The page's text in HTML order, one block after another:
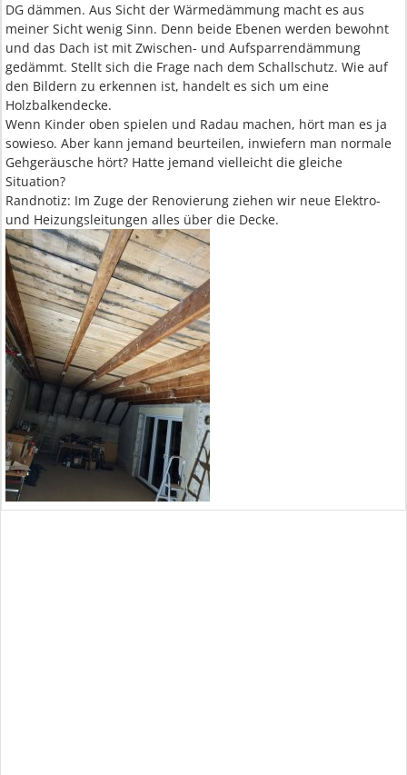
DG dämmen. Aus Sicht der Wärmedämmung macht es aus
meiner Sicht wenig Sinn. Denn beide Ebenen werden bewohnt
und das Dach ist mit Zwischen- und Aufsparrendämmung
gedämmt. Stellt sich die Frage nach dem Schallschutz. Wie auf
den Bildern zu erkennen ist, handelt es sich um eine
Holzbalkendecke.
Wenn Kinder oben spielen und Radau machen, hört man es ja
sowieso. Aber kann jemand beurteilen, inwiefern man normale
Gehgeräusche hört? Hatte jemand vielleicht die gleiche
Situation?
Randnotiz: Im Zuge der Renovierung ziehen wir neue Elektro-
und Heizungsleitungen alles über die Decke.